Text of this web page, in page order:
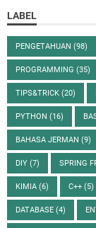
LABEL
PENGETAHUAN (98)
PROGRAMMING (35)
TIPS&TRICK (20)
PYTHON (16)
BAHASA JERMAN (9)
DIY (7) SPRING
KIMIA (6) C++ (5)
DATABASE (4)